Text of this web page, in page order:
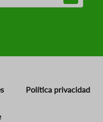
Política privacidad